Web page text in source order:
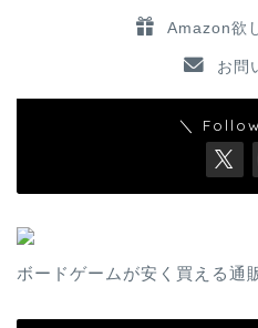
Amazon欲
お問
＼
ボードゲームが安く買える通